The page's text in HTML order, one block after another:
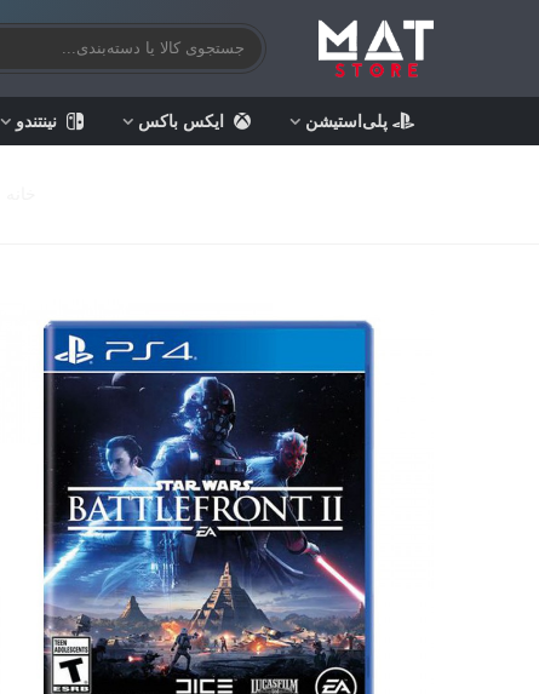
پلی‌استیشن ایکس باکس نینتندو